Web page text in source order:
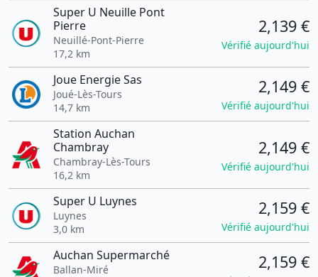
Super U Neuille Pont
Pierre
Neuillé-Pont-Pierre
17,2 km
2,139 €
Vérifié aujourd'hui
Joue Energie Sas
Joué-Lès-Tours
14,7 km
2,149 €
Vérifié aujourd'hui
Station Auchan
Chambray
Chambray-Lès-Tours
16,2 km
2,149 €
Vérifié aujourd'hui
Super U Luynes
Luynes
3,0 km
2,159 €
Vérifié aujourd'hui
Auchan Supermarché
Ballan-Miré
2,159 €